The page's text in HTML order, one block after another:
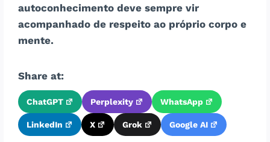
autoconhecimento deve sempre vir
acompanhado de respeito ao próprio corpo e
mente.
Share at:
ChatGPT Perplexity WhatsApp
LinkedIn X Grok Google AI